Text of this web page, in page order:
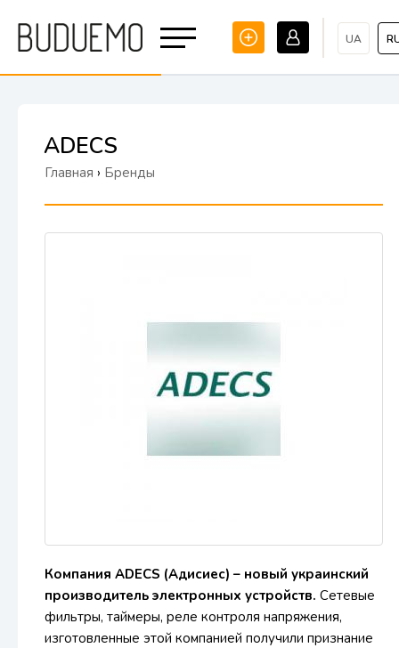
UA
ADECS
Главная › Бренды
Компания ADECS (Адисиес) – новый украинский
производитель электронных устройств. Сетевые
фильтры, таймеры, реле контроля напряжения,
изготовленные этой компанией получили признание